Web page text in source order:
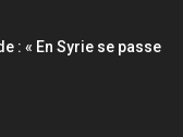
: « En Syrie se passe